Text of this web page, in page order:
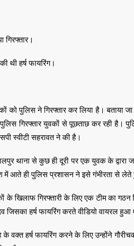
गिरफ्तार।
थी हर्ष फायरिंग।
को पुलिस ने गिरफ्तार कर लिया है। बताया
गिरफ्तार युवकों से पूछताछ कर रही है।
स्वीटी सहरावत ने की है।
थाना से कुछ ही दूरी पर एक युवक के द्वारा
आते ही पुलिस प्रशासन ने इसे गंभीरता से लेते
के खिलाफ गिरफ्तारी के लिए एक टीम का
जिसका हर्ष फायरिंग करते वीडियो वायरल हुआ
के वक्त हर्ष फायरिंग करने के लिए उन्होंने